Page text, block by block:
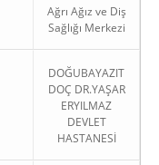
Ağrı Ağız ve Diş
Sağlığı Merkezi
DOĞUBAYAZIT
DOÇ DR.YAŞAR
ERYILMAZ
DEVLET
HASTANESİ